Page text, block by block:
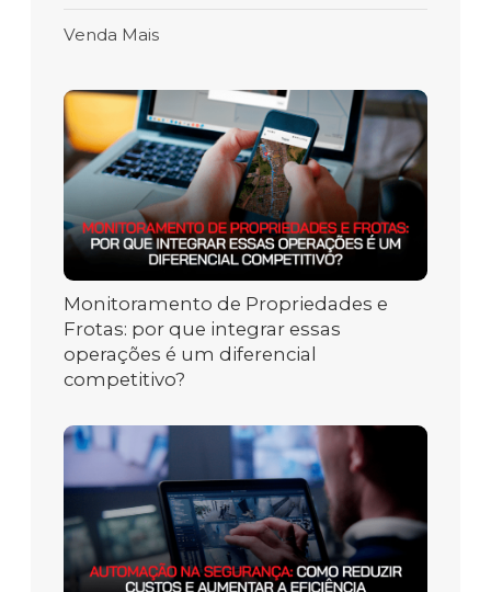
Venda Mais
Monitoramento de Propriedades e
Frotas: por que integrar essas
operações é um diferencial
competitivo?